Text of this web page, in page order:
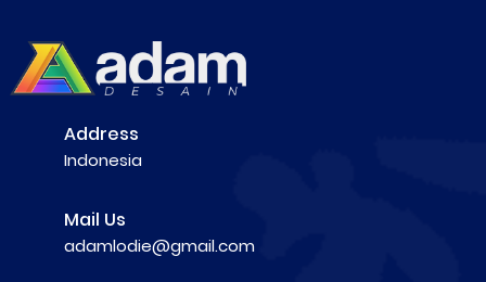
Address
Indonesia
Mail Us
adamlodie@gmail.com